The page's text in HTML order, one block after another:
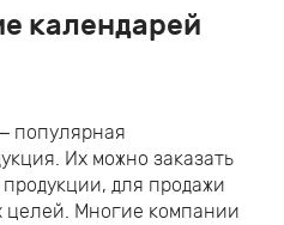
календарей
популярная
Их можно заказать
для продажи
целей. Многие компании